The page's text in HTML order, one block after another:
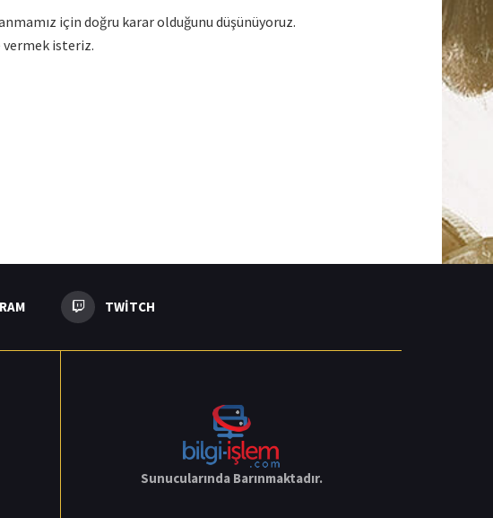
için doğru karar olduğunu düşünüyoruz.
vermek isteriz.
TWITCH
Sunucularında Barınmaktadır.